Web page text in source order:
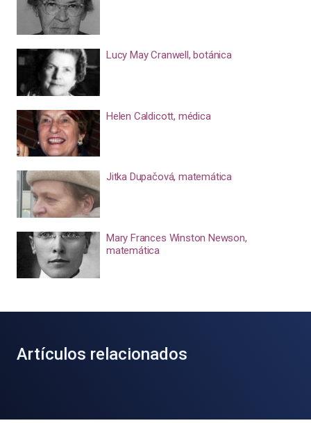
Lucy May Cranwell, botánica
Helen Caldicott, médica
Jitka Dupačová, matemática
Mary Frances Winston Newson,
matemática
Artículos relacionados